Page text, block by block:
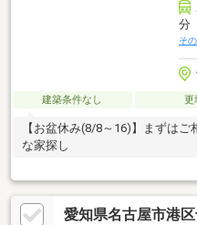
分
そ
建築条件なし 更
【お盆休み(8/8～16)】まずは
な家探し
愛知県名古屋市港